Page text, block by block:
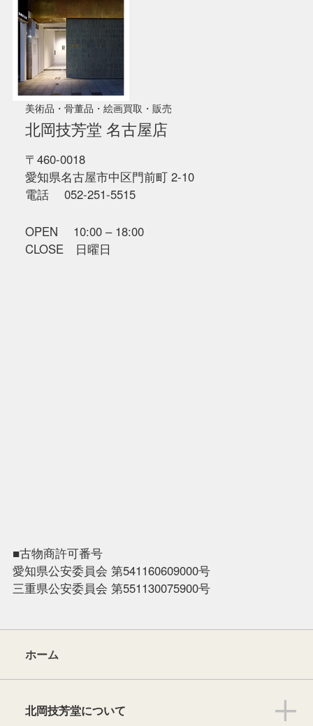
美術品・骨董品・絵画買取・販売
北岡技芳堂 名古屋店
〒460-0018
愛知県名古屋市中区門前町 2-10
電話 052-251-5515
OPEN 10:00 – 18:00
CLOSE 日曜日
■古物商許可番号
愛知県公安委員会 第541160609000号
三重県公安委員会 第551130075900号
ホーム
北岡技芳堂について